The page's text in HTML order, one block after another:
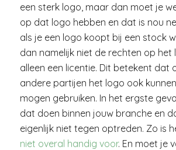
een sterk logo, maar dan moet je
op dat logo hebben en dat is nou
als je een logo koopt bij een stock
dan namelijk niet de rechten op het
alleen een licentie. Dit betekent dat
andere partijen het logo ook
mogen gebruiken. In het ergste
dat doen binnen jouw branche en
eigenlijk niet tegen optreden. Zo is
niet overal handig voor. En moet je